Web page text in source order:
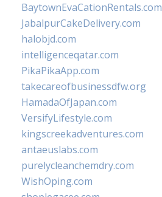
BaytownEvaCationRentals.com
JabalpurCakeDelivery.com
halobjd.com
intelligenceqatar.com
PikaPikaApp.com
takecareofbusinessdfw.org
HamadaOfJapan.com
VersifyLifestyle.com
kingscreekadventures.com
antaeuslabs.com
purelycleanchemdry.com
WishOping.com